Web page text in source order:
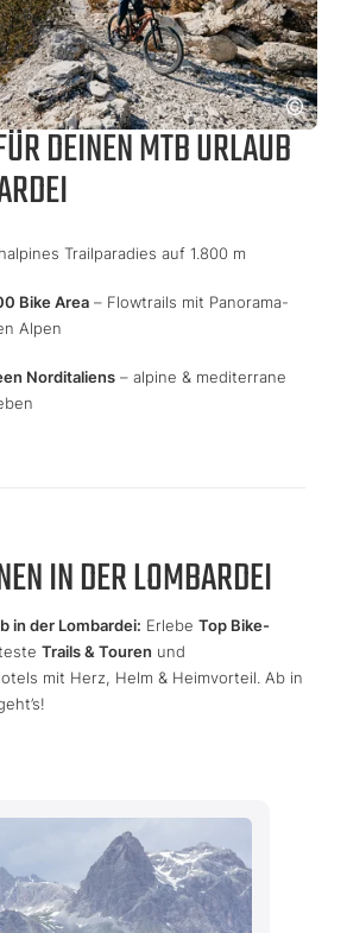
DEINEN MTB URLAUB
Trailparadies auf 1.800 m
Bike Area – Flowtrails mit Panorama-
Alpen
Norditaliens – alpine & mediterrane
IN DER LOMBARDEI
in der Lombardei: Erlebe Top Bike-
Trails & Touren und
mit Herz, Helm & Heimvorteil. Ab in